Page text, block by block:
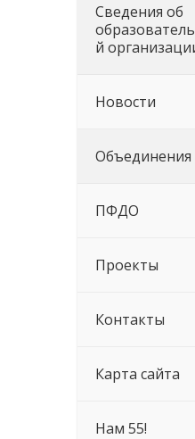
Сведения об
й
Новости
Объединения
ПФДО
Проекты
Контакты
Карта сайта
Нам 55!